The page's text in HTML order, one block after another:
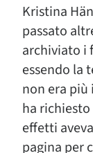
Kristina
passato
archiviato i
essendo la
non era
ha
effetti
pagina per